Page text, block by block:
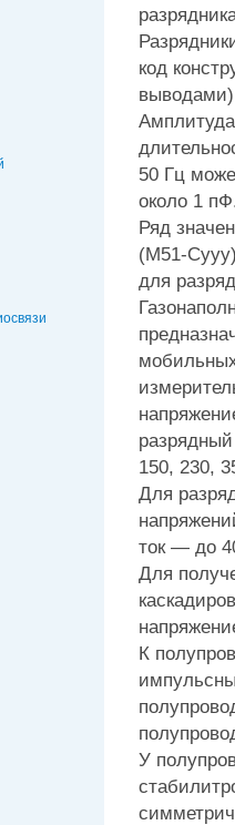
код
50 Гц
около 1
Ряд
(М51-
для
150, 230,
Для
ток — до
Для
К
У